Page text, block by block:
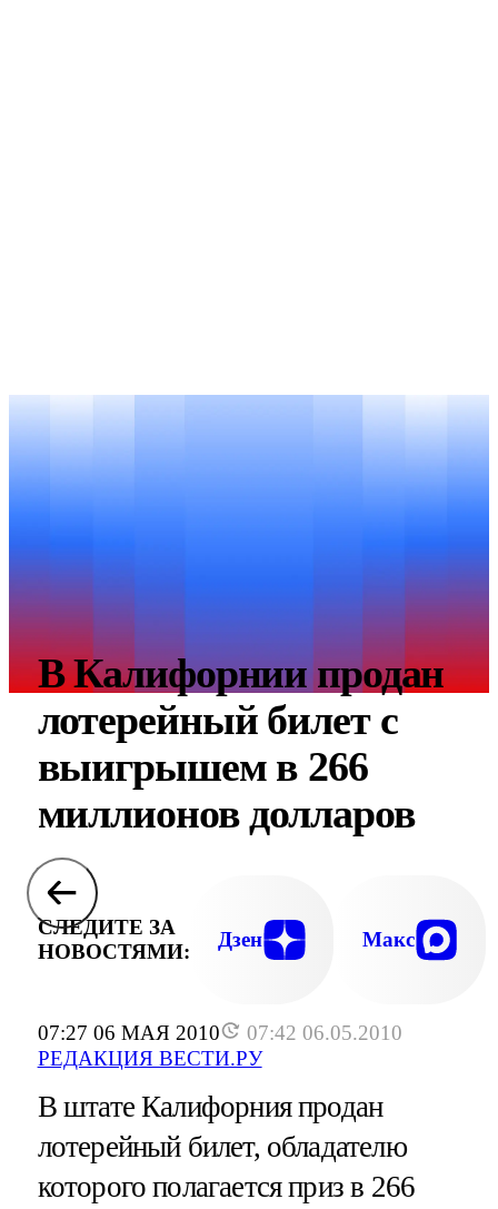
07:27 06 МАЯ 2010
07:42 06.05.2010
РЕДАКЦИЯ ВЕСТИ.РУ
В Калифорнии продан
лотерейный билет с
выигрышем в 266
миллионов долларов
СЛЕДИТЕ ЗА
НОВОСТЯМИ:
Дзен Макс
В штате Калифорния продан
лотерейный билет, обладателю
которого полагается приз в 266